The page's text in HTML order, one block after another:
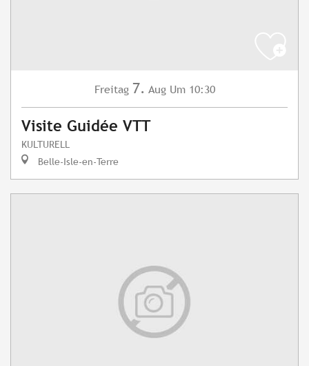
Freitag 7. Aug Um 10:30
Visite Guidée VTT
KULTURELL
Belle-Isle-en-Terre